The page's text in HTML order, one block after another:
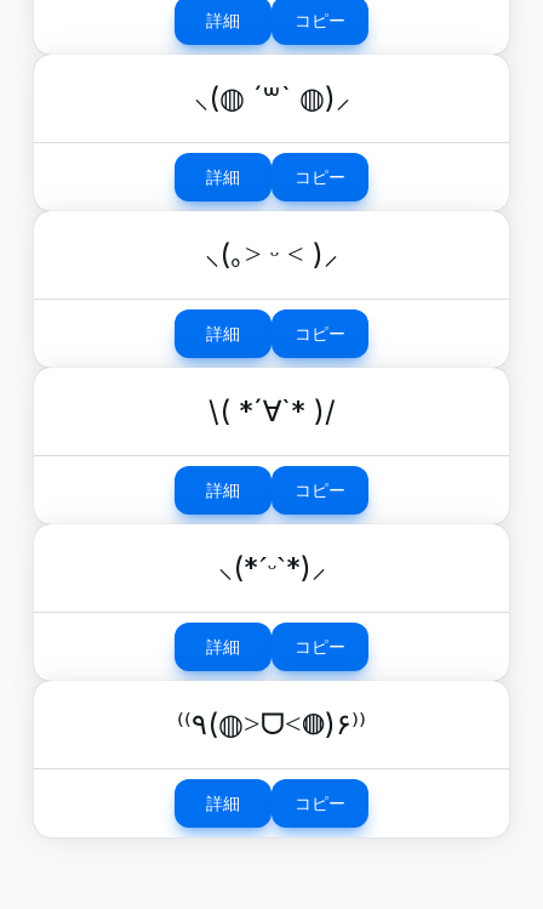
詳細 コピー
⸜(◍ ´꒳` ◍)⸝
詳細 コピー
⸜(｡˃ ᵕ ˂ )⸝
詳細 コピー
\( *´∀`* )/
詳細 コピー
⸜(*ˊᵕˋ*)⸝
詳細 コピー
⁽⁽٩(◍˃ᗜ˂◍)۶⁾⁾
詳細 コピー